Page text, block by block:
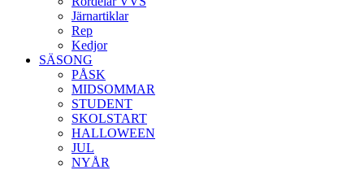
Järnartiklar
Rep
Kedjor
SÄSONG
PÅSK
MIDSOMMAR
STUDENT
SKOLSTART
HALLOWEEN
JUL
NYÅR